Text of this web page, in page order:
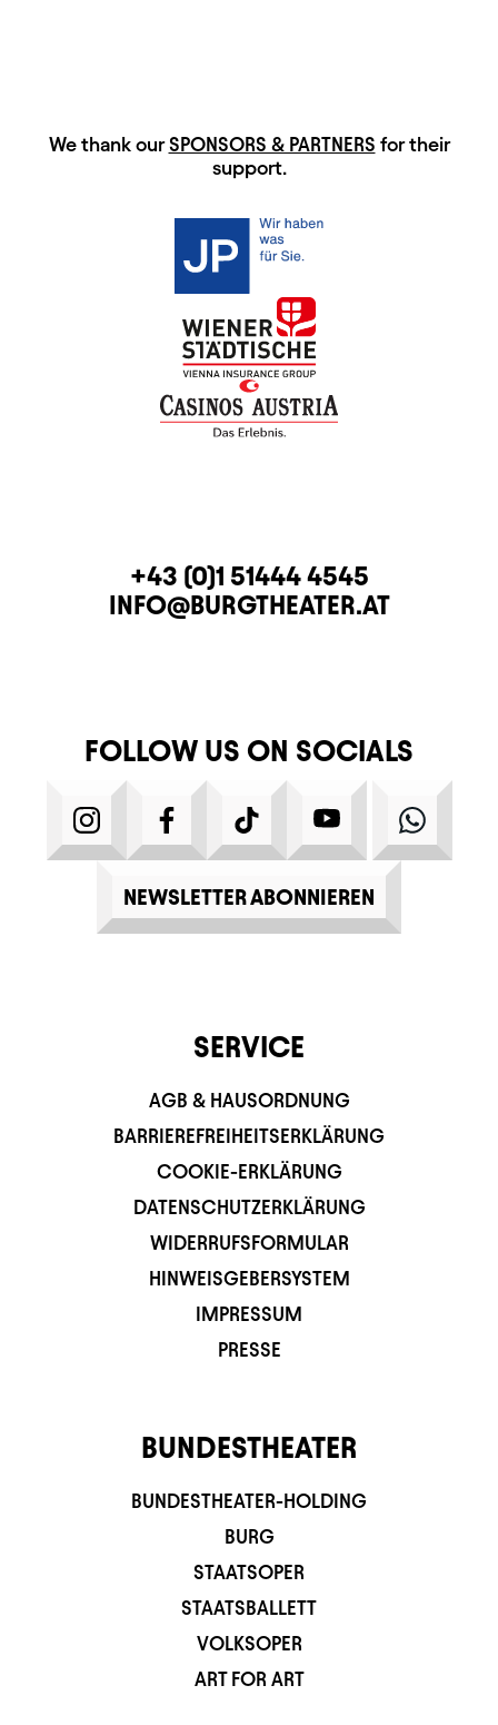
HAUPTSPONSOREN
We thank ourSPONSORS & PARTNERS for their
support.
CONTACTTELEPHONE
+43 (0)1 51444 4545
E-MAIL
INFO@BURGTHEATER.AT
FOLLOW US ON SOCIALS
INSTAGRAMFACEBOOKTIKTOK YOUTUBE
NEWSLETTER ABONNIEREN
SERVICE
AGB & HAUSORDNUNG
BARRIEREFREIHEITSERKLÄRUNG
COOKIE-ERKLÄRUNG
DATENSCHUTZERKLÄRUNG
WIDERRUFSFORMULAR
HINWEISGEBERSYSTEM
IMPRESSUM
PRESSE
BUNDESTHEATER
BUNDESTHEATER-HOLDING
BURG
STAATSOPER
STAATSBALLETT
VOLKSOPER
ART FOR ART